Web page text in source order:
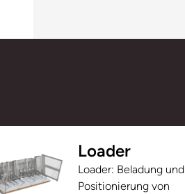
Loader
Loader: Beladung und
Positionierung von